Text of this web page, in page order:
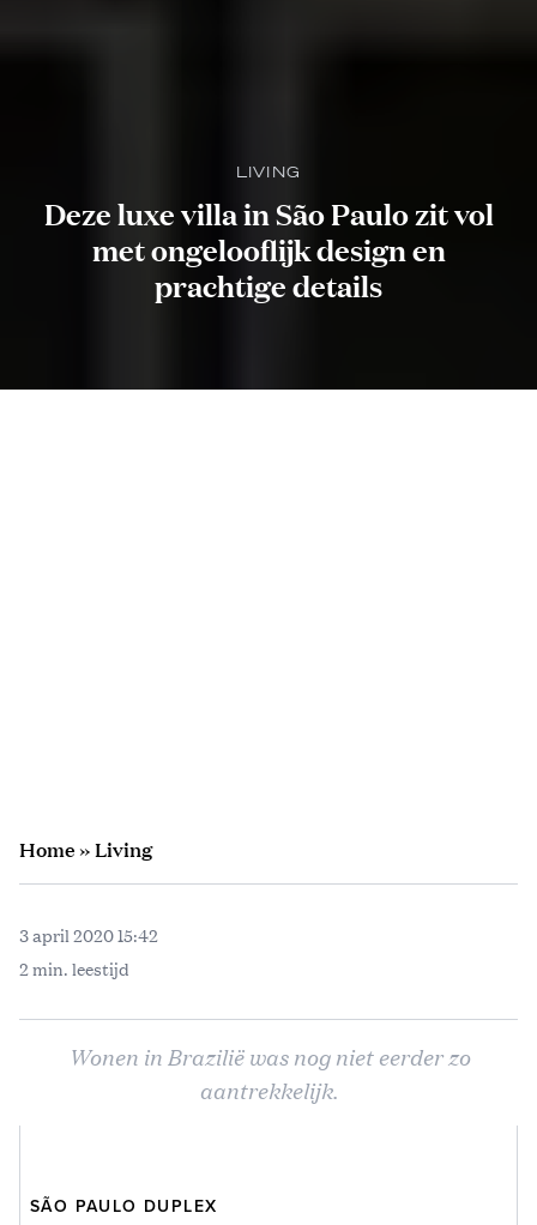
LIVING
Deze luxe villa in São Paulo zit vol
met ongelooflijk design en
prachtige details
Home»Living
3 april 2020 15:42
2 min. leestijd
Wonen in Brazilië was nog niet eerder zo
aantrekkelijk.
SÃO PAULO DUPLEX